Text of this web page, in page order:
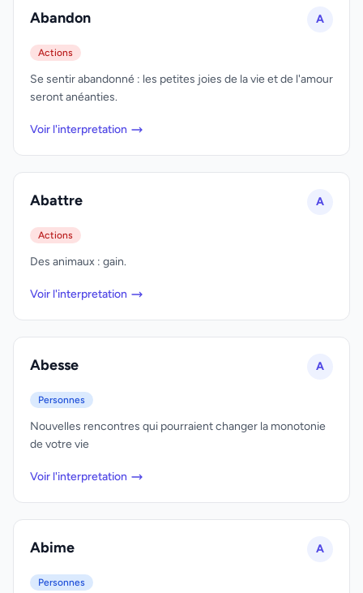
Abandon A
Actions
Se sentir abandonné : les petites joies de la vie et de l'amour
seront anéanties.
Voir l'interpretation
Abattre A
Actions
Des animaux : gain.
Voir l'interpretation
Abesse A
Personnes
Nouvelles rencontres qui pourraient changer la monotonie
de votre vie
Voir l'interpretation
Abime A
Personnes